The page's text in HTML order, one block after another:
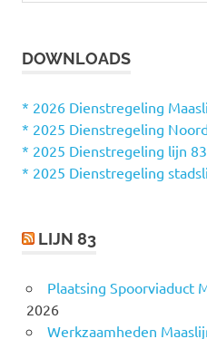
e
n
a
a
r
DOWNLOADS
* 2026 Dienstregeling
* 2025 Dienstregeling
* 2025 Dienstregeling lijn
* 2025 Dienstregeling
LIJN 83
Plaatsing Spoorviaduct
2026
Werkzaamheden